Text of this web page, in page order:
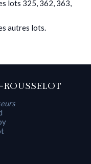
lots 325, 362, 363,
autres lots.
ROUSSELOT